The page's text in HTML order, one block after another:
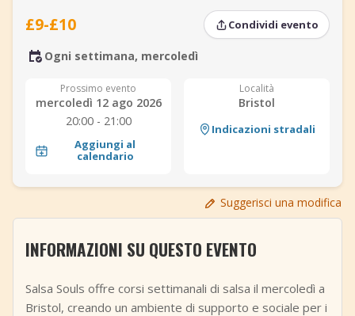
TuneTempo
Aggiungi evento
£9-£10 Condividi evento
Ogni settimana, mercoledì
Prossimo evento
mercoledì 12 ago 2026
20:00 - 21:00
Aggiungi al
calendario
Località
Bristol
Indicazioni stradali
Suggerisci una modifica
INFORMAZIONI SU QUESTO EVENTO
Salsa Souls offre corsi settimanali di salsa il mercoledì a
Bristol, creando un ambiente di supporto e sociale per i